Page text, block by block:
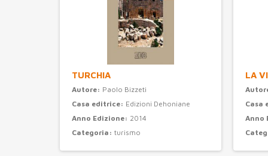
TURCHIA
Autore: Paolo Bizzeti
Casa editrice: Edizioni Dehoniane
Anno Edizione: 2014
Categoria: turismo
LA
Casa
Anno